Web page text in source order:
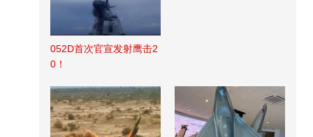
052D首次官宣发射鹰击2
0！